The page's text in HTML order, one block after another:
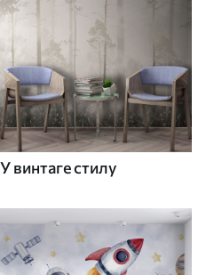
У винтаге стилу